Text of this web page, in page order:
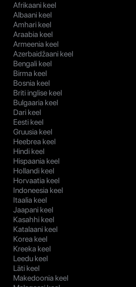
Afrikaani keel
Albaani keel
Amhari keel
Araabia keel
Armeenia keel
Azerbaidžaani keel
Bengali keel
Birma keel
Bosnia keel
Briti inglise keel
Bulgaaria keel
Dari keel
Eesti keel
Gruusia keel
Heebrea keel
Hindi keel
Hispaania keel
Hollandi keel
Horvaatia keel
Indoneesia keel
Itaalia keel
Jaapani keel
Kasahhi keel
Katalaani keel
Korea keel
Kreeka keel
Leedu keel
Läti keel
Makedoonia keel